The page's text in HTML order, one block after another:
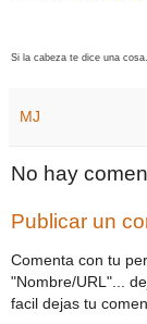
Si la cabeza te dice una cosa.
MJ
No hay
Publicar un
Comenta con tu
"Nombre/URL"...
facil dejas tu